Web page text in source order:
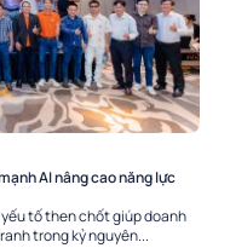
AI nâng cao năng lực
tố then chốt giúp doanh
trong kỷ nguyên...